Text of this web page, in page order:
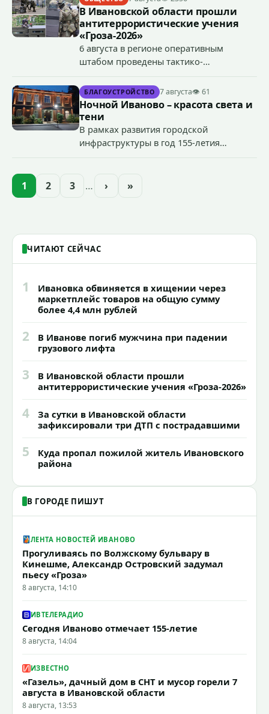
В Ивановской области прошли
антитеррористические учения
«Гроза-2026»
6 августа в регионе оперативным
штабом проведены тактико-
террористического акта на объекте
органов государственной власти.
«Гроза-2026».
БЛАГОУСТРОЙСТВО 7 августа👁 61
Ночной Иваново – красота света и
тени
В рамках развития городской
инфраструктуры в год 155-летия
проекта подсветки исторических
1 2 3 … › »
ЧИТАЮТ СЕЙЧАС
1
Ивановка обвиняется в хищении через
маркетплейс товаров на общую сумму
более 4,4 млн рублей
2
В Иванове погиб мужчина при падении
грузового лифта
3
В Ивановской области прошли
антитеррористические учения «Гроза-2026»
4
За сутки в Ивановской области
зафиксировали три ДТП с пострадавшими
5
Куда пропал пожилой житель Ивановского
района
В ГОРОДЕ ПИШУТ
ЛЕНТА НОВОСТЕЙ ИВАНОВО
Прогуливаясь по Волжскому бульвару в
Кинешме, Александр Островский задумал
пьесу «Гроза»
8 августа, 14:10
ИВТЕЛЕРАДИО
Сегодня Иваново отмечает 155-летие
8 августа, 14:04
ИЗВЕСТНО
«Газель», дачный дом в СНТ и мусор горели 7
августа в Ивановской области
8 августа, 13:53